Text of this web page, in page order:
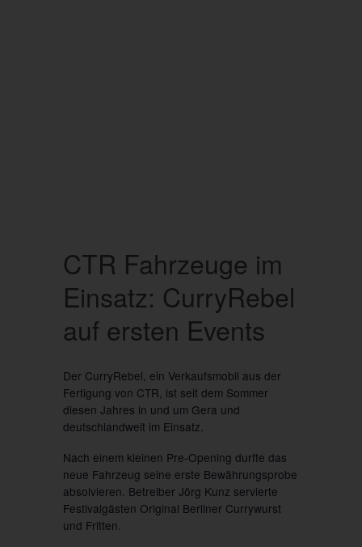
CTR Fahrzeuge im
Einsatz: CurryRebel
auf ersten Events
Der CurryRebel, ein Verkaufsmobil aus der
Fertigung von CTR, ist seit dem Sommer
diesen Jahres in und um Gera und
deutschlandweit im Einsatz.
Nach einem kleinen Pre-Opening durfte das
neue Fahrzeug seine erste Bewährungsprobe
absolvieren. Betreiber Jörg Kunz servierte
Festivalgästen Original Berliner Currywurst
und Fritten.